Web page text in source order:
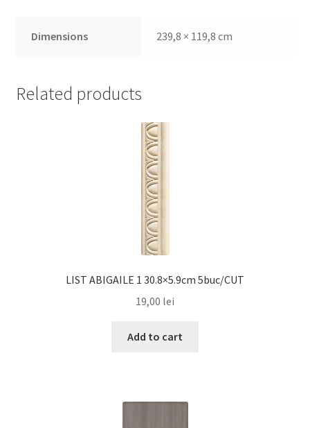
Dimensions 239,8 × 119,8 cm
Related products
LIST ABIGAILE 1 30.8×5.9cm 5buc/CUT
19,00 lei
Add to cart